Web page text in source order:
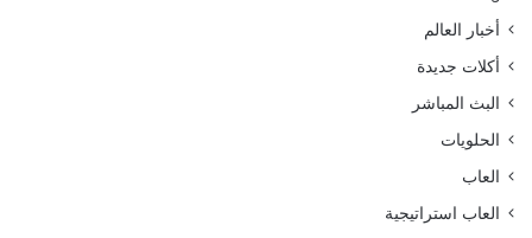
أخبار العالم
أكلات جديدة
البث المباشر
الحلويات
العاب
العاب استراتيجية